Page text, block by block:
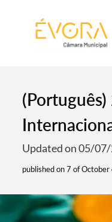
Updated on 05/
published on 7 of